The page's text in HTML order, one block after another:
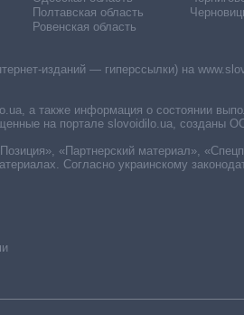
Полтавская область
Ровенская область
изданий — гиперссылки) на
а также информация о состоянии
на портале slovoidilo.ua, созданы
«Партнерский материал»,
Согласно украинскому